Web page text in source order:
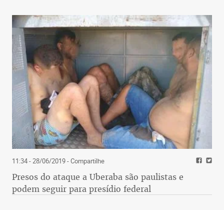
11:34 - 28/06/2019- Compartilhe
Presos do ataque a Uberaba são paulistas e
podem seguir para presídio federal